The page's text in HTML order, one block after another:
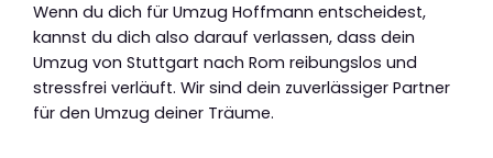
Wenn du dich für Umzug Hoffmann entscheidest,
kannst du dich also darauf verlassen, dass dein
Umzug von Stuttgart nach Rom reibungslos und
stressfrei verläuft. Wir sind dein zuverlässiger Partner
für den Umzug deiner Träume.